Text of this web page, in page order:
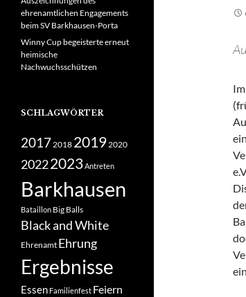
ehrenamtlichen Engagements
beim SV Barkhausen-Porta
Winny Cup begeisterte erneut
heimische
Nachwuchsschützen
SCHLAGWÖRTER
20172018 20192020
20222023Antreten
Barkhausen
Bataillon Big Balls
Black and White
Ehrenamt Ehrung
Ergebnisse
Essen Familienfest Feiern